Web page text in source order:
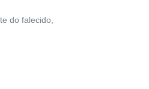
do falecido,